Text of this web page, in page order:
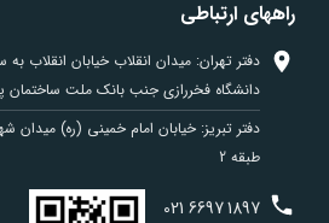
راههای ارتباطی
دفتر تهران: میدان انقلاب خیابان انقلاب
دانشگاه فخررازی جنب بانک ملت ساختمان پارسا
دفتر تبریز: خیابان امام خمینی (ره)
طبقه 2
021 66971897